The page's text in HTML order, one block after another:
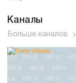
Каналы
Больше каналов